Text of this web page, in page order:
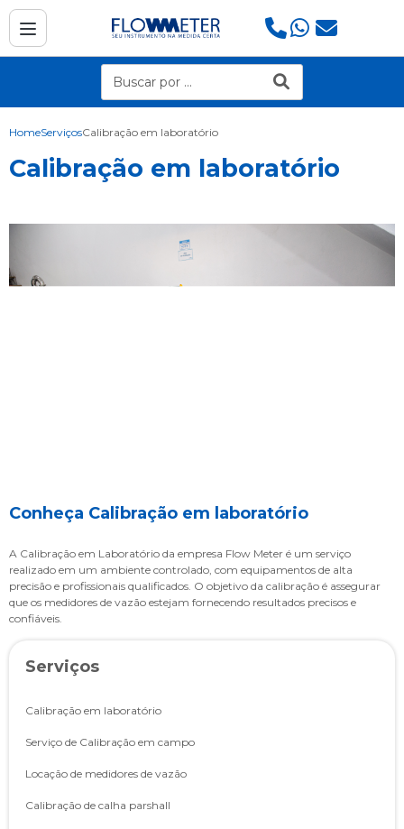
HomeServiçosCalibração em laboratório
Calibração em laboratório
Conheça Calibração em laboratório
A Calibração em Laboratório da empresa Flow Meter é um serviço
realizado em um ambiente controlado, com equipamentos de alta
precisão e profissionais qualificados. O objetivo da calibração é assegurar
que os medidores de vazão estejam fornecendo resultados precisos e
confiáveis.
Serviços
Calibração em laboratório
Serviço de Calibração em campo
Locação de medidores de vazão
Calibração de calha parshall